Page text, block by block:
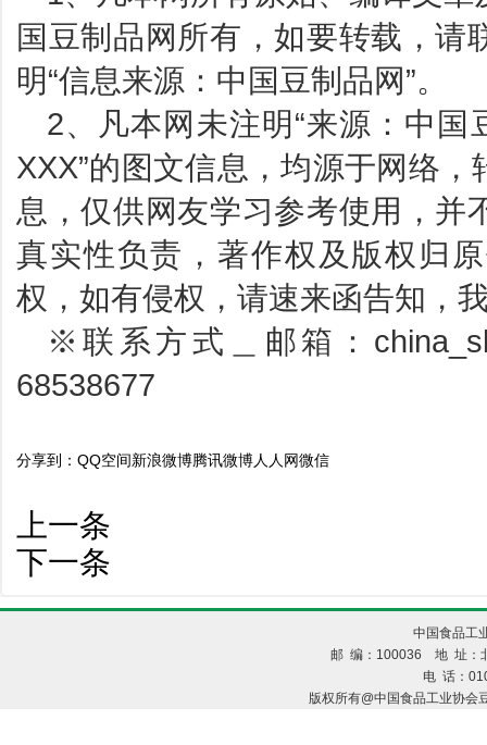
国豆制品网所有，如要转载，请
明“信息来源：中国豆制品网”。
2、凡本网未注明“来源：中国
XXX”的图文信息，均源于网络
息，仅供网友学习参考使用，并
真实性负责，著作权及版权归
权，如有侵权，请速来函告知，
※联系方式＿邮箱：
68538677
分享到： QQ空间新浪微博腾讯微博人人网微信
上一条
下一条
中国食品工
邮 编：100036 地 址：
电 话：
版权所有@中国食品工业协